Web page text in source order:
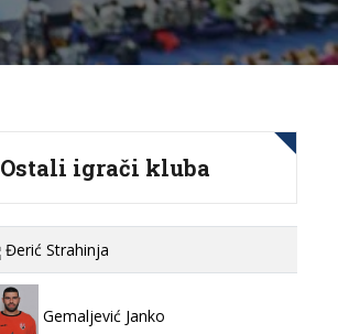
Ostali igrači kluba
Đerić Strahinja
Gemaljević Janko